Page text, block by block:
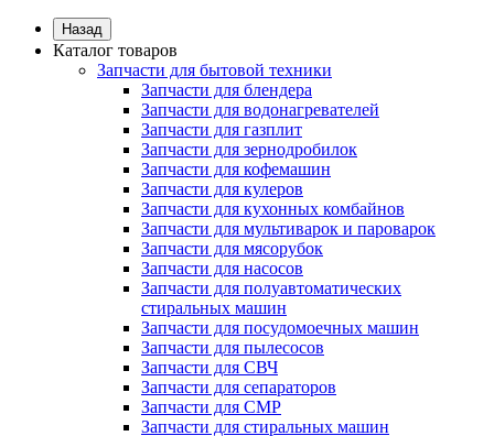
Назад
Каталог товаров
Запчасти для бытовой техники
Запчасти для блендера
Запчасти для водонагревателей
Запчасти для газплит
Запчасти для зернодробилок
Запчасти для кофемашин
Запчасти для кулеров
Запчасти для кухонных комбайнов
Запчасти для мультиварок и пароварок
Запчасти для мясорубок
Запчасти для насосов
Запчасти для полуавтоматических
стиральных машин
Запчасти для посудомоечных машин
Запчасти для пылесосов
Запчасти для СВЧ
Запчасти для сепараторов
Запчасти для СМР
Запчасти для стиральных машин